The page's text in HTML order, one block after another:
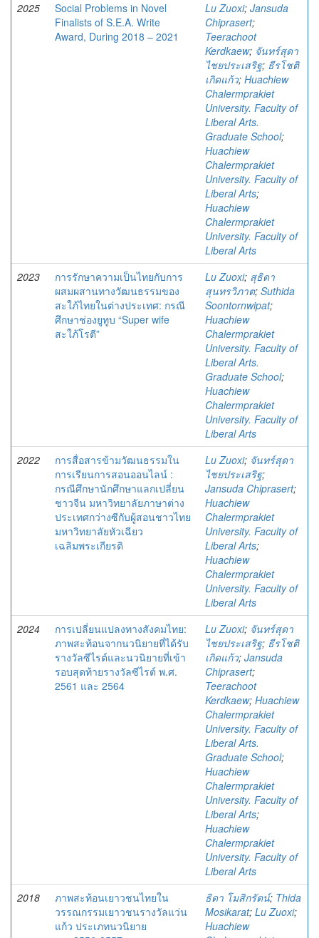
2025
Social Problems in Novel
Finalists of S.E.A. Write
Award, During 2018 – 2021
Lu Zuoxi; Jansuda
Chiprasert;
Teerachoot
Kerdkaew; จันทร์สุดา
ไชยประเสริฐ; ธีรโชติ
เกิดแก้ว; Huachiew
Chalermprakiet
University. Faculty of
Liberal Arts.
Graduate School;
Huachiew
Chalermprakiet
University. Faculty of
Liberal Arts;
Huachiew
Chalermprakiet
University. Faculty of
Liberal Arts
2023
การรักษาความเป็นไทยกับการ
ผสมผสานทางวัฒนธรรมของ
สะใภ้ไทยในต่างประเทศ: กรณี
ศึกษาช่องยูทูบ “Super wife
สะใภ้โรตี”
Lu Zuoxi; สุธิดา
สุนทรวิภาต; Suthida
Soontornwipat;
Huachiew
Chalermprakiet
University. Faculty of
Liberal Arts.
Graduate School;
Huachiew
Chalermprakiet
University. Faculty of
Liberal Arts
2022
การสื่อสารข้ามวัฒนธรรมใน
การเรียนการสอนออนไลน์ :
กรณีศึกษานักศึกษาแลกเปลี่ยน
ชาวจีน มหาวิทยาลัยภาษาต่าง
ประเทศกว่างซีกับผู้สอนชาวไทย
มหาวิทยาลัยหัวเฉียว
เฉลิมพระเกียรติ
Lu Zuoxi; จันทร์สุดา
ไชยประเสริฐ;
Jansuda Chiprasert;
Huachiew
Chalermprakiet
University. Faculty of
Liberal Arts;
Huachiew
Chalermprakiet
University. Faculty of
Liberal Arts
2024
การเปลี่ยนแปลงทางสังคมไทย:
ภาพสะท้อนจากนวนิยายที่ได้รับ
รางวัลซีไรต์และนวนิยายที่เข้า
รอบสุดท้ายรางวัลซีไรต์ พ.ศ.
2561 และ 2564
Lu Zuoxi; จันทร์สุดา
ไชยประเสริฐ; ธีรโชติ
เกิดแก้ว; Jansuda
Chiprasert;
Teerachoot
Kerdkaew; Huachiew
Chalermprakiet
University. Faculty of
Liberal Arts.
Graduate School;
Huachiew
Chalermprakiet
University. Faculty of
Liberal Arts;
Huachiew
Chalermprakiet
University. Faculty of
Liberal Arts
2018
ภาพสะท้อนเยาวชนไทยใน
วรรณกรรมเยาวชนรางวัลแว่น
แก้ว ประเภทนวนิยาย
ธิดา โมสิกรัตน์; Thida
Mosikarat; Lu Zuoxi;
Huachiew